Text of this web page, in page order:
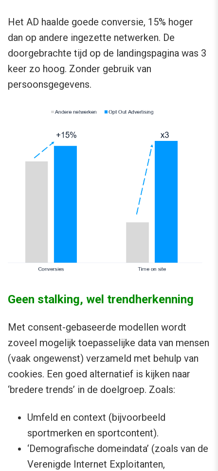
Het AD haalde goede conversie, 15% hoger
dan op andere ingezette netwerken. De
doorgebrachte tijd op de landingspagina was 3
keer zo hoog. Zonder gebruik van
persoonsgegevens.
Geen stalking, wel trendherkenning
Met consent-gebaseerde modellen wordt
zoveel mogelijk toepasselijke data van mensen
(vaak ongewenst) verzameld met behulp van
cookies. Een goed alternatief is kijken naar
‘bredere trends’ in de doelgroep. Zoals:
Umfeld en context (bijvoorbeeld
sportmerken en sportcontent).
‘Demografische domeindata’ (zoals van de
Verenigde Internet Exploitanten,